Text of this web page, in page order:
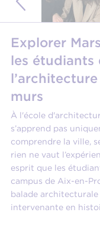
Explorer
les étudiants
murs
À l'école
s’apprend pas
comprendre la ville,
rien ne vaut
esprit que les
campus de Aix-en-
balade architecturale
intervenante en